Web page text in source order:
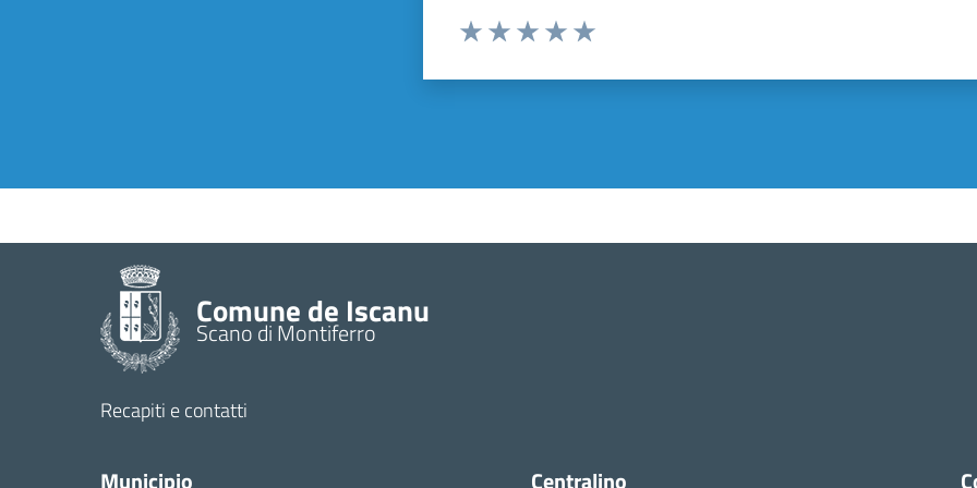
Valuta da 1 a 5 stelle la pagina
Comune de Iscanu
Scano di Montiferro
Recapiti e contatti
Municipio Centralino